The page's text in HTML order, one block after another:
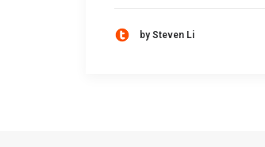
by Steven Li